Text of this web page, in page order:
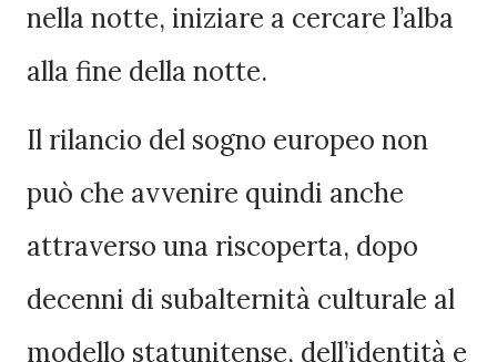
nella notte, iniziare a cercare l’alba
alla fine della notte.
Il rilancio del sogno europeo non
può che avvenire quindi anche
attraverso una riscoperta, dopo
decenni di subalternità culturale al
modello statunitense, dell’identità e